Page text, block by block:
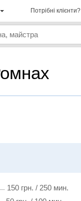
Потрібні клієнти?
150 грн. / 250 мин.